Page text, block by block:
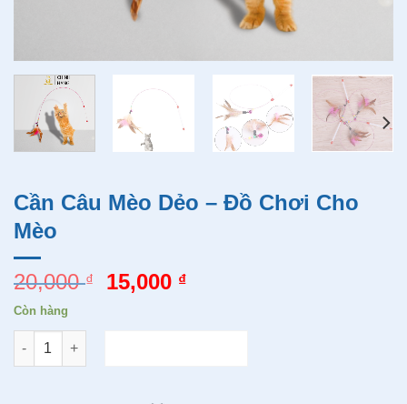
Cần Câu Mèo Dẻo – Đồ Chơi Cho
Mèo
20,000₫ 15,000 ₫
Còn hàng
Quantity